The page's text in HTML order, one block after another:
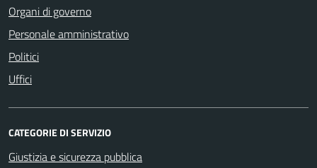
Organi di governo
Personale amministrativo
Politici
Uffici
CATEGORIE DI SERVIZIO
Giustizia e sicurezza pubblica